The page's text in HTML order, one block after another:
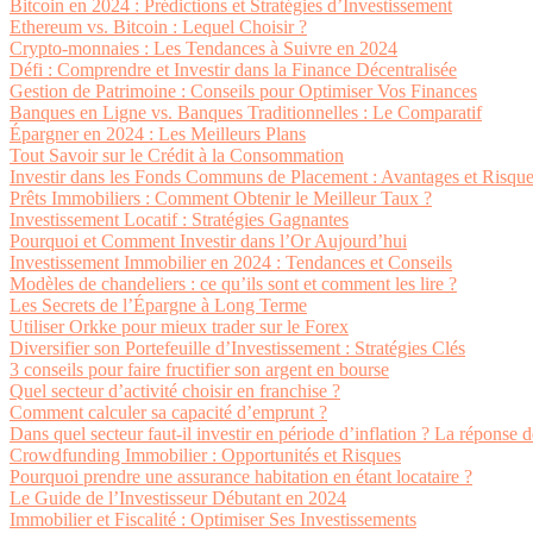
Bitcoin en 2024 : Prédictions et Stratégies d’Investissement
Ethereum vs. Bitcoin : Lequel Choisir ?
Crypto-monnaies : Les Tendances à Suivre en 2024
Défi : Comprendre et Investir dans la Finance Décentralisée
Gestion de Patrimoine : Conseils pour Optimiser Vos Finances
Banques en Ligne vs. Banques Traditionnelles : Le Comparatif
Épargner en 2024 : Les Meilleurs Plans
Tout Savoir sur le Crédit à la Consommation
Investir dans les Fonds Communs de Placement : Avantages et
Prêts Immobiliers : Comment Obtenir le Meilleur Taux ?
Investissement Locatif : Stratégies Gagnantes
Pourquoi et Comment Investir dans l’Or Aujourd’hui
Investissement Immobilier en 2024 : Tendances et Conseils
Modèles de chandeliers : ce qu’ils sont et comment les lire ?
Les Secrets de l’Épargne à Long Terme
Utiliser Orkke pour mieux trader sur le Forex
Diversifier son Portefeuille d’Investissement : Stratégies Clés
3 conseils pour faire fructifier son argent en bourse
Quel secteur d’activité choisir en franchise ?
Comment calculer sa capacité d’emprunt ?
Dans quel secteur faut-il investir en période d’inflation ? La réponse
Crowdfunding Immobilier : Opportunités et Risques
Pourquoi prendre une assurance habitation en étant locataire ?
Le Guide de l’Investisseur Débutant en 2024
Immobilier et Fiscalité : Optimiser Ses Investissements